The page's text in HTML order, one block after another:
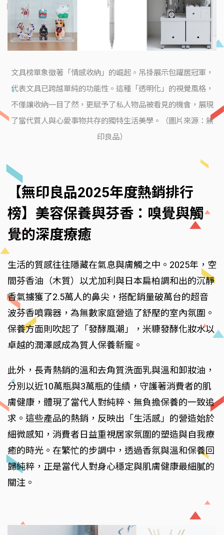
文具榜單象徵著「情感收納」的崛起。吊掛展示包躍居冠軍，
代表文具已跨越單純的功能性。這種「透明化」的視覺風格，
不僅讓收納一目了然，更賦予了私人物品被看見的機會，展現
了當代質人與心愛事物共存的獨特生活美學。（圖片來源：無
印良品）
【無印良品2025年度熱銷排行
榜】美容保養與芬香：嗅覺與觸
覺的深度療癒
生活的質感往往隱藏在氣息與膚觸之中。2025年，空
間芬香油（木質）以尤加利與日本扁柏調和出的沉靜
香氣擄獲了2.5萬人的鼻尖，搭配銷量破萬台的超音
波芬香噴霧器，為無數家庭營造了舒壓的室內氛圍。
保養方面則吹起了「發酵風潮」，米糠發酵化妝水以
卓越的潤澤感成為質人保養新寵。
此外，長青熱銷的溫和去角質洗面乳與溫和卸妝油，
分別以近10萬瓶與3萬瓶的佳績，守護著消費者的肌
膚健康，體現了當代人對純粹、無負擔保養的一致追
求。這些產品的熱銷，反映出「生活感」的營造始於
細微感知，消費者日益重視居家氛圍的塑造與自我療
癒的時光。在繁忙的步調中，透過香氛與溫和保養回
歸純粹，正是當代人對身心穩定與肌膚健康最細膩的
關注。